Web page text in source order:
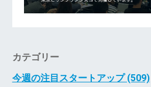
カテゴリー
今週の注目スタートアップ (509)